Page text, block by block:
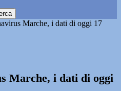
Marche, i dati di oggi 17
Marche, i dati di oggi